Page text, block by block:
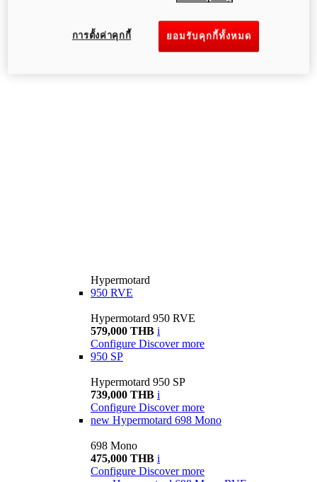
Hypermotard
950 RVE
Hypermotard 950 RVE
579,000 THB i
Configure Discover more
950 SP
Hypermotard 950 SP
739,000 THB i
Configure Discover more
new Hypermotard 698 Mono
698 Mono
475,000 THB i
Configure Discover more
ยอมรับคุกกี้ทั้งหมด
การตั้งค่าคุกกี้